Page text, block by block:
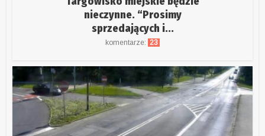
nieczynne. “Prosimy
sprzedających i...
komentarze: 23